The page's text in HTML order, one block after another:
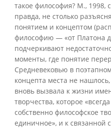
такое философия? М., 1998,
правда, не столько
понятием и концептом
философию — «от Платона
подчеркивают
моменты, где понятие
Средневековью в
концепта места не
вновь вызвала к жизни
творчества, которое
собственно философское
единичное», и к связанной